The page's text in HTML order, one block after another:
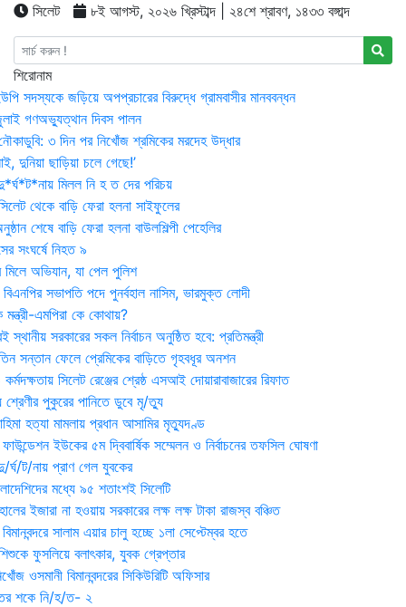
সিলেট ৮ই আগস্ট, ২০২৬ খ্রিস্টাব্দ | ২৪শে শ্রাবণ, ১৪৩৩ বঙ্গাব্দ
শিরোনাম
সদস্যকে জড়িয়ে অপপ্রচারের বিরুদ্ধে গ্রামবাসীর মানববন্ধন
গণঅভ্যুত্থান দিবস পালন
৩ দিন পর নিখোঁজ শ্রমিকের মরদেহ উদ্ধার
দুনিয়া ছাড়িয়া চলে গেছে!’
মিলল নি হ ত দের পরিচয়
থেকে বাড়ি ফেরা হলনা সাইফুলের
শেষে বাড়ি ফেরা হলনা বাউলশিল্পী পেহেলির
সংঘর্ষে নিহত ৯
মিলে অভিযান, যা পেল পুলিশ
সভাপতি পদে পুনর্বহাল নাসিম, ভারমুক্ত লোদী
মন্ত্রী-এমপিরা কে কোথায়?
সরকারের সকল নির্বাচন অনুষ্ঠিত হবে: প্রতিমন্ত্রী
সন্তান ফেলে প্রেমিকের বাড়িতে গৃহবধূর অনশন
সিলেট রেঞ্জের শ্রেষ্ঠ এসআই দোয়ারাবাজারের রিফাত
শ্রেণীর পুকুরের পানিতে ডুবে মৃ/ত্যু
হত্যা মামলায় প্রধান আসামির মৃত্যুদণ্ড
ইউকের ৫ম দ্বিবার্ষিক সম্মেলন ও নির্বাচনের তফসিল ঘোষণা
ট/নায় প্রাণ গেল যুবকের
মধ্যে ৯৫ শতাংশই সিলেটি
ইজারা না হওয়ায় সরকারের লক্ষ লক্ষ টাকা রাজস্ব বঞ্চিত
সালাম এয়ার চালু হচ্ছে ১লা সেপ্টেম্বর হতে
ফুসলিয়ে বলাৎকার, যুবক গ্রেপ্তার
ওসমানী বিমানবন্দরের সিকিউরিটি অফিসার
শকে নি/হ/ত- ২